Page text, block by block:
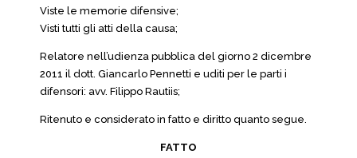
Viste le memorie difensive;
Visti tutti gli atti della causa;
Relatore nell’udienza pubblica del giorno 2 dicembre
2011 il dott. Giancarlo Pennetti e uditi per le parti i
difensori: avv. Filippo Rautiis;
Ritenuto e considerato in fatto e diritto quanto segue.
FATTO